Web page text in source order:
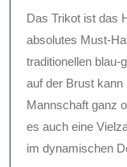
Das Trikot ist das
absolutes Must-
traditionellen blau-
auf der Brust
Mannschaft ganz
es auch eine
im dynamischen